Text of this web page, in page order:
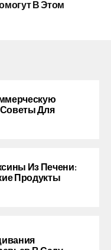
В Этом
Для
Из Печени:
Продукты